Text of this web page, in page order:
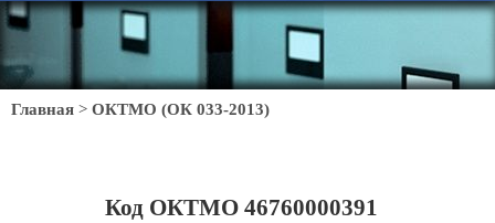
Главная > ОКТМО (ОК 033-2013)
Код ОКТМО 46760000391